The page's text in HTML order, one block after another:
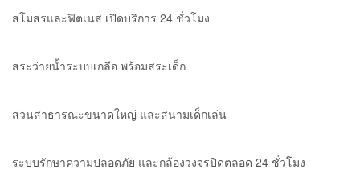
สโมสรและฟิตเนส เปิดบริการ 24 ชั่วโมง
สระว่ายน้ำระบบเกลือ พร้อมสระเด็ก
สวนสาธารณะขนาดใหญ่ และสนามเด็กเล่น
ระบบรักษาความปลอดภัย และกล้องวงจรปิดตลอด 24 ชั่วโมง